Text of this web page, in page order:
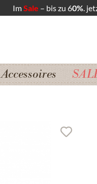
ImSale – bis zu 60%.
Accessoires